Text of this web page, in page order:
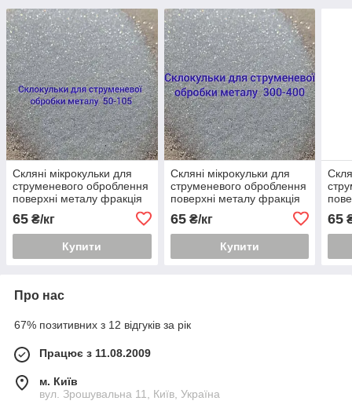
Скляні мікрокульки для
струменевого оброблення
поверхні металу фракція
65 ₴/кг
Купити
Скляні мікрокульки для
струменевого оброблення
поверхні металу фракція
65₴/кг
Купити
65
Про нас
67% позитивних з 12 відгуків за рік
Працює з 11.08.2009
м. Київ
вул. Зрошувальна 11, Київ, Україна